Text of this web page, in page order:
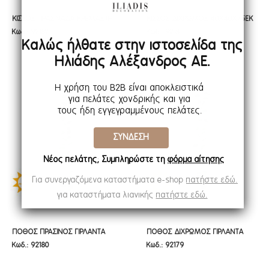
ΚΙΣΣΟΣ ΠΡΑΣΙΝΑΔΑ ΚΡΕΜΑΣΤΗ
ΠΡΑΣΙΝΑΔΑ 40Χ40Χ73ΕΚ ΜΕ UV
KAI FIRE PROTECTION
(ΒΡΑΔΥΚΑΥΣΤΟ)
ΚΙΣΣΟΣ ΠΡΑΣΙΝΑΔΑ ΚΡΕΜΑΣΤΗ
ΠΡΑΣΙΝΑΔΑ 40Χ40Χ73ΕΚ ΜΕ UV
KAI FIRE PROTECTION
(ΒΡΑΔΥΚΑΥΣΤΟ)
Κωδ.: 92182
ΚΙΣΣΟΣ ΔΙΧΡΩΜΟΣ 40Χ40Χ75ΕΚ
KAI FIRE PROTECTION
(ΒΡΑΔΥΚΑΥΣΤΟ)
ΚΙΣΣΟΣ ΔΙΧΡΩΜΟΣ 40Χ40Χ75ΕΚ
KAI FIRE PROTECTION
(ΒΡΑΔΥΚΑΥΣΤΟ)
ΠΟΘΟΣ ΠΡΑΣΙΝΟΣ ΓΙΡΛΑΝΤΑ
15Χ5Χ232ΕΚ ΜΕ UV KAI FIRE
ΠΟΘΟΣ ΠΡΑΣΙΝΟΣ ΓΙΡΛΑΝΤΑ
15Χ5Χ232ΕΚ ΜΕ UV KAI FIRE
Κωδ.: 92180
ΠΟΘΟΣ ΔΙΧΡΩΜΟΣ ΓΙΡΛΑΝΤΑ
Φ15Χ232ΕΚ ΜΕ UV KAI FIRE
ΠΟΘΟΣ ΔΙΧΡΩΜΟΣ ΓΙΡΛΑΝΤΑ
Φ15Χ232ΕΚ ΜΕ UV KAI FIRE
Κωδ.: 92179
ΣΥΝΔΕΣΗ
Καλώς ήλθατε στην ιστοσελίδα της
Ηλιάδης Αλέξανδρος ΑΕ.
Για συνεργαζόμενα καταστήματα e-shop πατήστε εδώ.
Η χρήση του B2B είναι αποκλειστικά
για πελάτες χονδρικής και για
τους ήδη εγγεγραμμένους πελάτες.
Νέος πελάτης; Συμπληρώστε τη φόρμα αίτησης
για καταστήματα λιανικής πατήστε εδώ.